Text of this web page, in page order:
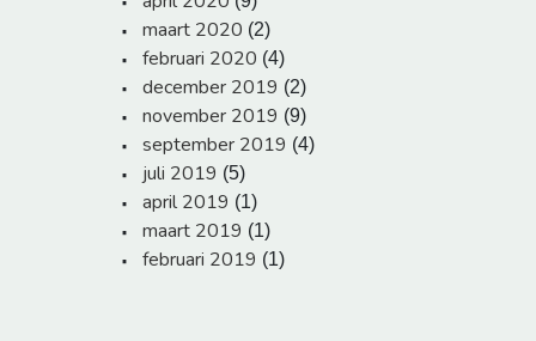
maart 2020 (2)
februari 2020 (4)
december 2019 (2)
november 2019 (9)
september 2019 (4)
juli 2019 (5)
april 2019 (1)
maart 2019 (1)
februari 2019 (1)